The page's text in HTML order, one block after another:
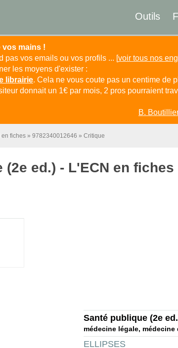
Outils
vos mains !
pas vos emails ou vos profils ... [voir tous nos
les moyens d'exister :
librairie. Cela ne vous coute pas un centime de
donnait un 1€ par mois, 2 pros pourraient
B. Boutillier
en fiches 9782340012646 Critique
ed.) - L'ECN en fiches
Santé publique (2e
médecine légale, médecine
ELLIPSES